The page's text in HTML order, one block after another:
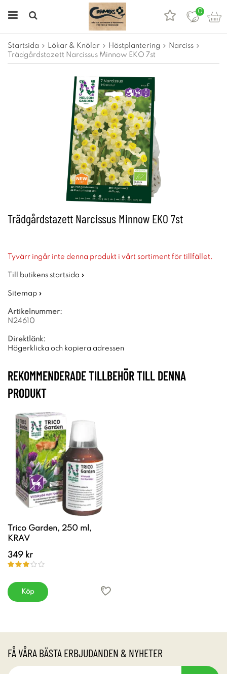
0
Startsida Lökar & Knölar Höstplantering
Narciss
Trädgårdstazett Narcissus Minnow EKO 7st
Trädgårdstazett Narcissus Minnow EKO 7st
Tyvärr ingår inte denna produkt i vårt sortiment för tillfället.
Till butikens startsida »
Sitemap »
Artikelnummer:
N24610
Direktlänk:
Högerklicka och kopiera adressen
REKOMMENDERADE TILLBEHÖR TILL DENNA
PRODUKT
Trico Garden, 250 ml,
KRAV
349 kr
Köp
FÅ VÅRA BÄSTA ERBJUDANDEN & NYHETER